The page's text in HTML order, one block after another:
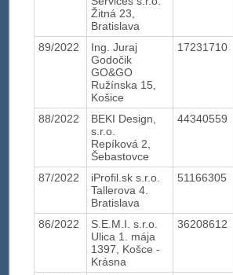
Žitná 23,
Bratislava
89/2022
Ing. Juraj
Godočik
GO&GO
Ružínska 15,
Košice
17231710
88/2022
BEKI Design,
s.r.o.
Repíková 2,
Šebastovce
44340559
87/2022
iProfil.sk s.r.o.
Tallerova 4.
Bratislava
51166305
86/2022
S.E.M.I. s.r.o.
Ulica 1. mája
1397, Košce -
Krásna
36208612